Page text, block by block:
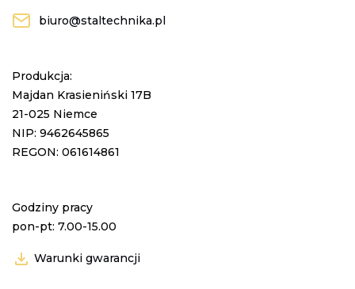
biuro@staltechnika.pl
Produkcja:
Majdan Krasieniński 17B
21-025 Niemce
NIP: 9462645865
REGON: 061614861
Godziny pracy
pon-pt: 7.00-15.00
Warunki gwarancji